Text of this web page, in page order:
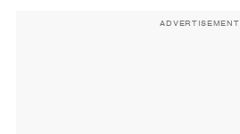
ADVERTISEMENT